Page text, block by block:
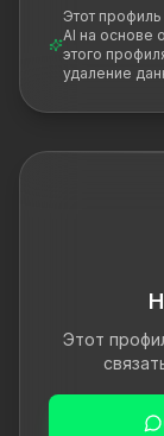
Этот
AI на основе
этого
удаление
Этот